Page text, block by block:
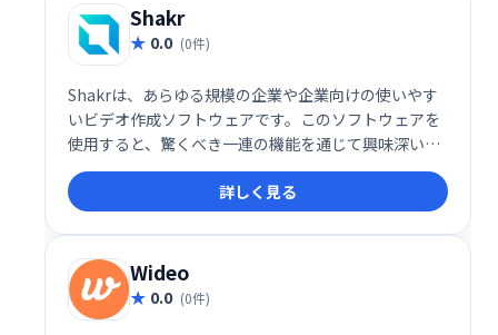
Shakr
0.0 (0件)
Shakrは、あらゆる規模の企業や企業向けの使いやす
いビデオ作成ソフトウェアです。このソフトウェアを
使用すると、驚くべき一連の機能を通じて興味深いビ
デオを作成できます。それはあなたのビジネススキー
ムに不思議をすることができるマーケティングツール
です。
詳しく見る
Wideo
0.0 (0件)